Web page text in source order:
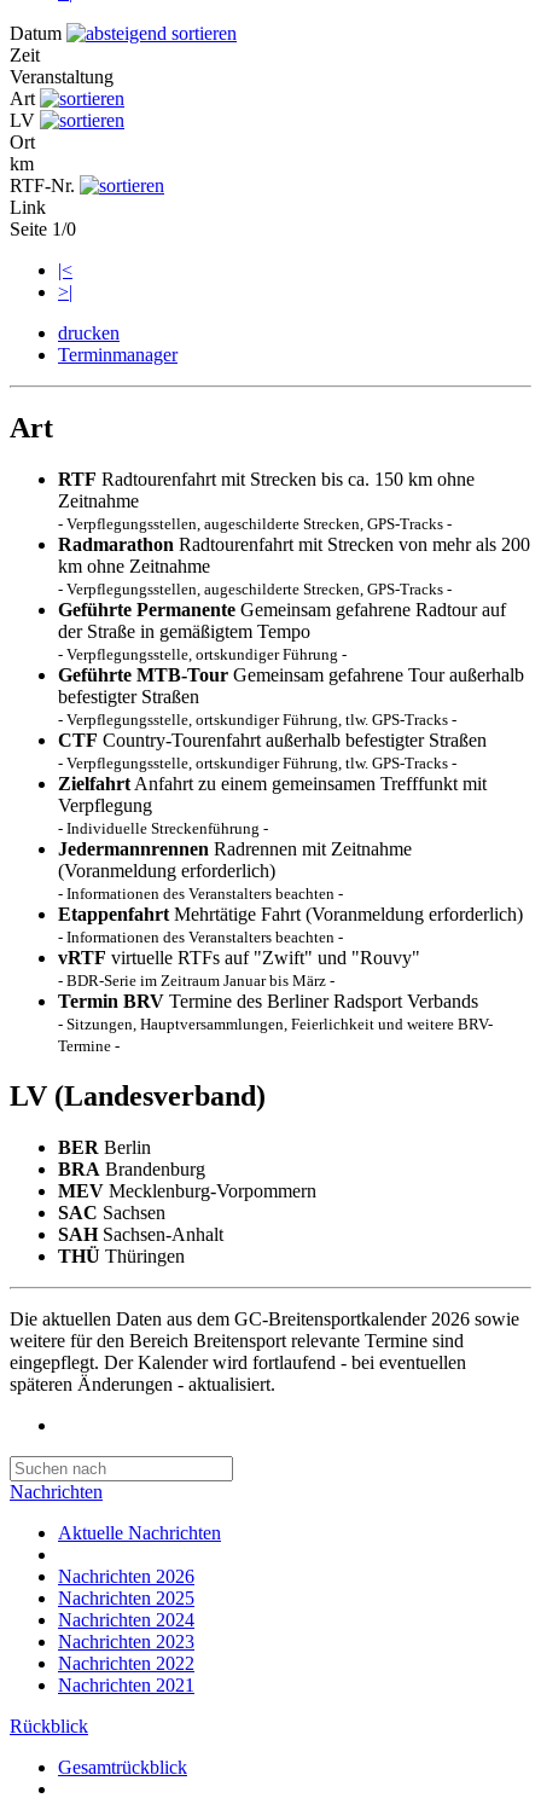
Datum
Zeit
Veranstaltung
Art
LV
Ort
km
RTF-Nr.
Link
Seite 1/0
|<
>|
drucken
Terminmanager
Art
RTF Radtourenfahrt mit Strecken bis ca. 150 km ohne
Zeitnahme
- Verpflegungsstellen, augeschilderte Strecken, GPS-Tracks -
Radmarathon Radtourenfahrt mit Strecken von mehr als 200
km ohne Zeitnahme
- Verpflegungsstellen, augeschilderte Strecken, GPS-Tracks -
Geführte Permanente Gemeinsam gefahrene Radtour auf
der Straße in gemäßigtem Tempo
- Verpflegungsstelle, ortskundiger Führung -
Geführte MTB-Tour Gemeinsam gefahrene Tour außerhalb
befestigter Straßen
- Verpflegungsstelle, ortskundiger Führung, tlw. GPS-Tracks -
CTF Country-Tourenfahrt außerhalb befestigter Straßen
- Verpflegungsstelle, ortskundiger Führung, tlw. GPS-Tracks -
Zielfahrt Anfahrt zu einem gemeinsamen Trefffunkt mit
Verpflegung
- Individuelle Streckenführung -
Jedermannrennen Radrennen mit Zeitnahme
(Voranmeldung erforderlich)
- Informationen des Veranstalters beachten -
Etappenfahrt Mehrtätige Fahrt (Voranmeldung erforderlich)
- Informationen des Veranstalters beachten -
vRTF virtuelle RTFs auf "Zwift" und "Rouvy"
- BDR-Serie im Zeitraum Januar bis März -
Termin BRV Termine des Berliner Radsport Verbands
- Sitzungen, Hauptversammlungen, Feierlichkeit und weitere BRV-
Termine -
LV (Landesverband)
BER Berlin
BRA Brandenburg
MEV Mecklenburg-Vorpommern
SAC Sachsen
SAHSachsen-Anhalt
THÜ Thüringen
Die aktuellen Daten aus dem GC-Breitensportkalender 2026 sowie
weitere für den Bereich Breitensport relevante Termine sind
eingepflegt. Der Kalender wird fortlaufend - bei eventuellen
späteren Änderungen - aktualisiert.
Nachrichten
Aktuelle Nachrichten
Nachrichten 2026
Nachrichten 2025
Nachrichten 2024
Nachrichten 2023
Nachrichten 2022
Nachrichten 2021
Rückblick
Gesamtrückblick